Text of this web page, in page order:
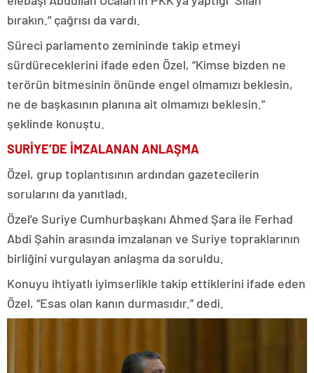
bırakın.” çağrısı da vardı.
Süreci parlamento zemininde takip etmeyi
sürdüreceklerini ifade eden Özel, “Kimse bizden ne
terörün bitmesinin önünde engel olmamızı beklesin,
ne de başkasının planına ait olmamızı beklesin.”
şeklinde konuştu.
SURİYE’DE İMZALANAN ANLAŞMA
Özel, grup toplantısının ardından gazetecilerin
sorularını da yanıtladı.
Özel’e Suriye Cumhurbaşkanı Ahmed Şara ile Ferhad
Abdi Şahin arasında imzalanan ve Suriye topraklarının
birliğini vurgulayan anlaşma da soruldu.
Konuyu ihtiyatlı iyimserlikle takip ettiklerini ifade eden
Özel, “Esas olan kanın durmasıdır.” dedi.